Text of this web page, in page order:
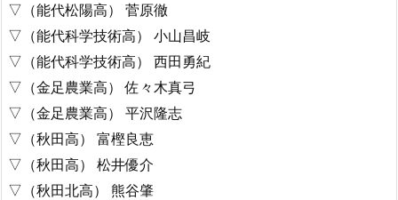
▽（能代松陽高） 菅原徹
▽（能代科学技術高） 小山昌岐
▽（能代科学技術高） 西田勇紀
▽（金足農業高） 佐々木真弓
▽（金足農業高） 平沢隆志
▽（秋田高） 富樫良恵
▽（秋田高） 松井優介
▽（秋田北高） 熊谷肇